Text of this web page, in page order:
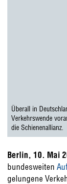
Überall in
Verkehrswende
die Schienenallianz.
Berlin, 10. Mai
bundesweiten
gelungene